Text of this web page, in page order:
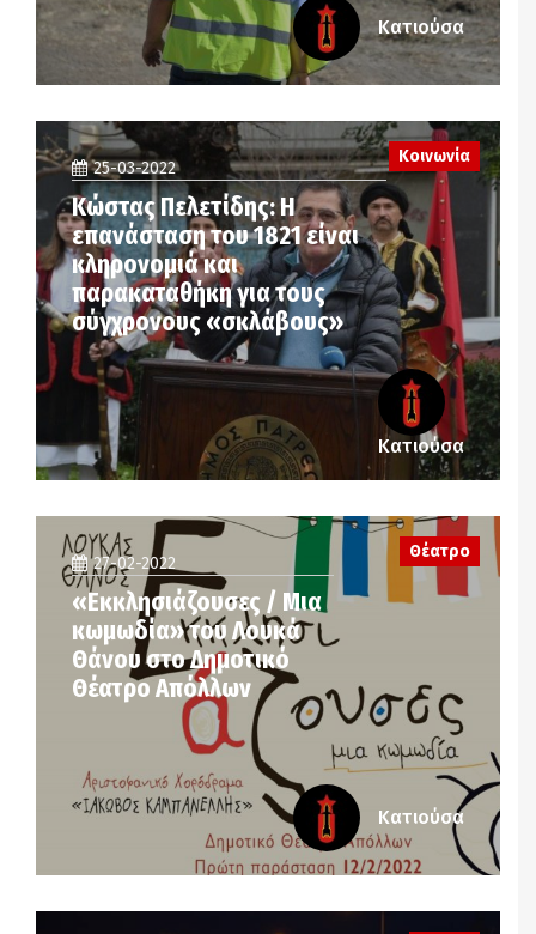
Κατιούσα
Κοινωνία
25-03-2022
Κώστας Πελετίδης: Η
επανάσταση του 1821 είναι
κληρονομιά και
παρακαταθήκη για τους
σύγχρονους «σκλάβους»
Κατιούσα
27-02-2022
«Εκκλησιάζουσες / Μια
κωμωδία» του Λουκά
Θάνου στο Δημοτικό
Θέατρο Απόλλων
Θέατρο
Κατιούσα